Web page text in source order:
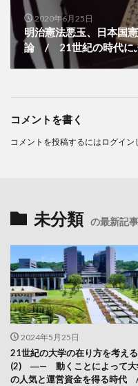
2020年6月25日
明治憲法悪玉、日本国
論 / 21世紀の時代に
コメントを書く
コメントを投稿するには ログイン
未分類 の最新記
2024年5月25日
21世紀の大学の在り方を考える
(2) ―— 動くことによって大
の人気と運営資金を得る時